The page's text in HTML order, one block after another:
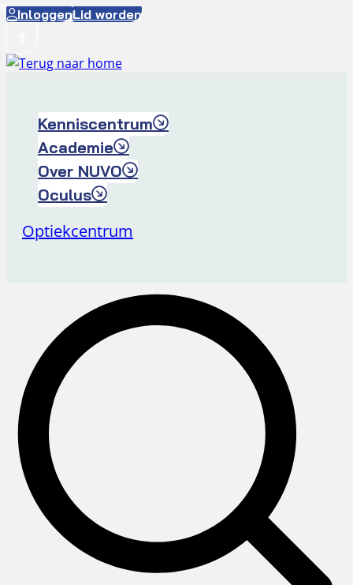
Ga
de
inhoud
InloggenLid worden
Kenniscentrum
Academie
Over NUVO
Oculus
Optiekcentrum